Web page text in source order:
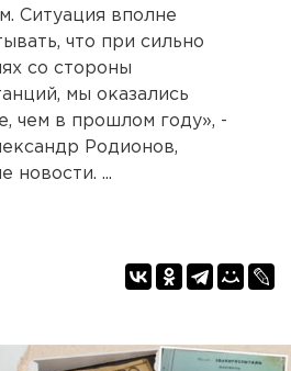
Ситуация вполне
что при сильно
со стороны
мы оказались
чем в прошлом году», -
Родионов,
новости. ...